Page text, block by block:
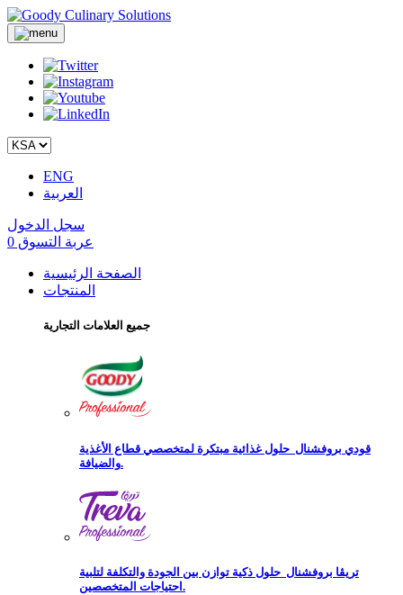
ENG
العربية
سجل الدخول
عربة التسوق 0
الصفحة الرئيسية
المنتجات
جميع العلامات التجارية
قودي بروفشنال حلول غذائية مبتكرة لمتخصصي قطاع الأغذية
والضيافة.
تريڨا بروفشنال حلول ذكية توازن بين الجودة والتكلفة لتلبية
احتياجات المتخصصين.